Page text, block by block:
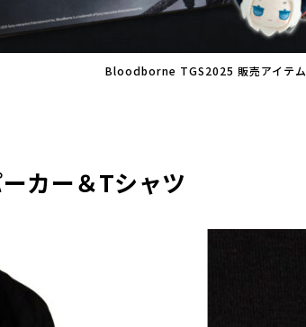
Bloodborne TGS2025 販売アイテム
カー＆Tシャツ